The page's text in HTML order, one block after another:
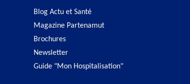
Blog Actu et Santé
Magazine Partenamut
Brochures
Newsletter
Guide "Mon Hospitalisation"